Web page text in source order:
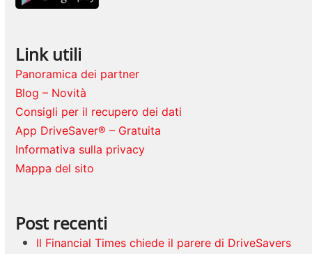
Link utili
Panoramica dei partner
Blog – Novità
Consigli per il recupero dei dati
App DriveSaver® – Gratuita
Informativa sulla privacy
Mappa del sito
Post recenti
Il Financial Times chiede il parere di DriveSavers